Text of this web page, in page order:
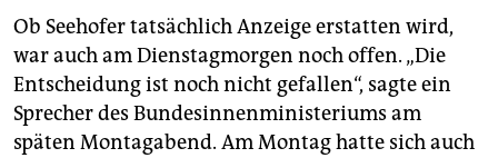
Ob Seehofer tatsächlich Anzeige erstatten wird,
war auch am Dienstagmorgen noch offen. „Die
Entscheidung ist noch nicht gefallen“, sagte ein
Sprecher des Bundesinnenministeriums am
späten Montagabend. Am Montag hatte sich auch